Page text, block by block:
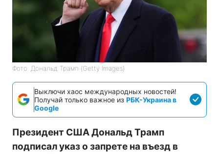
Фото: Дональд Трамп (Getty Images)
Выключи хаос международных новостей!
Получай только важное из РБК-Украина в
Google
Президент США Дональд Трамп
подписал указ о запрете на въезд в